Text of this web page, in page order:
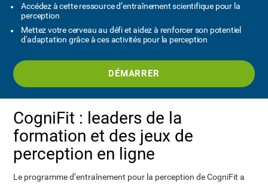
Accédez à cette ressource d’entraînement scientifique pour la
perception
Mettez votre cerveau au défi et aidez à renforcer son potentiel
d'adaptation grâce à ces activités pour la perception
DÉMARRER
CogniFit : leaders de la
formation et des jeux de
perception en ligne
Le programme d’entraînement pour la perception de CogniFit a